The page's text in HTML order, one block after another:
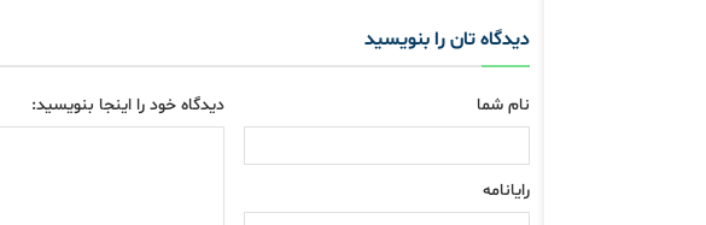
دیدگاه تان را بنویسید
نام شما
رایانامه
دیدگاه خود را اینجا بنویسید: